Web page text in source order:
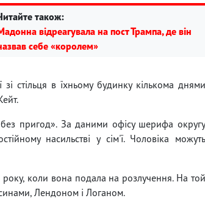
також:
відреагувала на пост Трампа, де він
себе «королем»
стільця в їхньому будинку кількома днями
пригод». За даними офісу шерифа округу
насильстві у сім'ї. Чоловіка можуть
коли вона подала на розлучення. На той
Лендоном і Логаном.